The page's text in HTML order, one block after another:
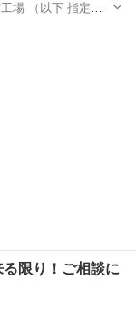
場 （以下 指定工
限り！ご相談に